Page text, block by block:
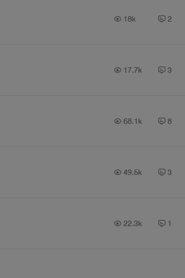
18k 2
17.7k 3
68.1k 8
49.5k 3
22.3k 1